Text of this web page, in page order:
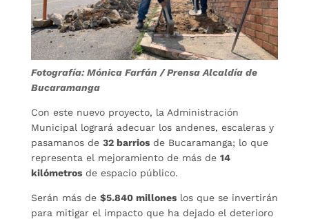
Fotografía: Mónica Farfán / Prensa Alcaldía de
Bucaramanga
Con este nuevo proyecto, la Administración
Municipal logrará adecuar los andenes, escaleras y
pasamanos de 32 barriosde Bucaramanga; lo que
representa el mejoramiento de más de 14
kilómetrosde espacio público.
Serán más de $5.840 milloneslos que se invertirán
para mitigar el impacto que ha dejado el deterioro